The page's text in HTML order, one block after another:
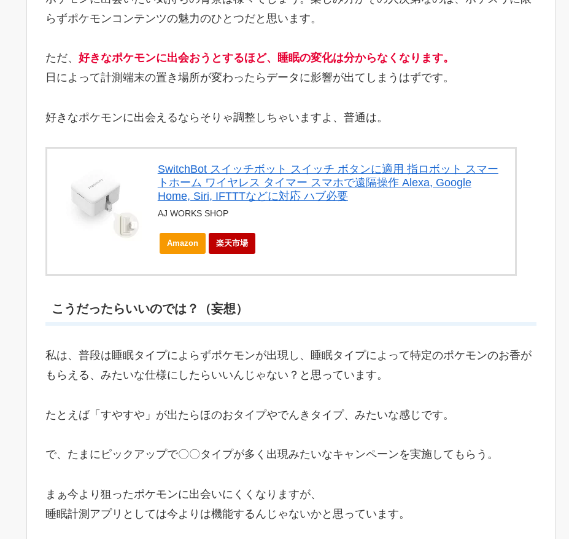
らずポケモンコンテンツの魅力のひとつだと思います。
ただ、 好きなポケモンに出会おうとするほど、睡眠の変化は分からなくなります。
日によって計測端末の置き場所が変わったらデータに影響が出てしまうはずです。
好きなポケモンに出会えるならそりゃ調整しちゃいますよ、普通は。
SwitchBot スイッチボット スイッチ ボタンに適用 指ロボット スマー
トホーム ワイヤレス タイマー スマホで遠隔操作 Alexa, Google
Home, Siri, IFTTTなどに対応 ハブ必要
AJ WORKS SHOP
Amazon 楽天市場
こうだったらいいのでは？（妄想）
私は、普段は睡眠タイプによらずポケモンが出現し、睡眠タイプによって特定のポケモンのお香が
もらえる、みたいな仕様にしたらいいんじゃない？と思っています。
たとえば「すやすや」が出たらほのおタイプやでんきタイプ、みたいな感じです。
で、たまにピックアップで〇〇タイプが多く出現みたいなキャンペーンを実施してもらう。
まぁ今より狙ったポケモンに出会いにくくなりますが、
睡眠計測アプリとしては今よりは機能するんじゃないかと思っています。